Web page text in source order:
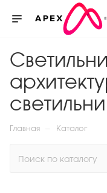
Главная — Каталог